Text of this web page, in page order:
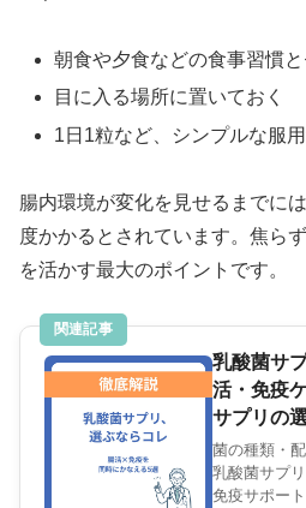
朝食や夕食などの食事習慣
目に入る場所に置いておく
1日1粒など、シンプルな服
腸内環境が変化を見せるまでに
度かかるとされています。焦ら
を活かす最大のポイントです。
関連記事
乳酸菌サ
活・免疫
サプリの
菌の種類・
乳酸菌サプ
免疫サポー